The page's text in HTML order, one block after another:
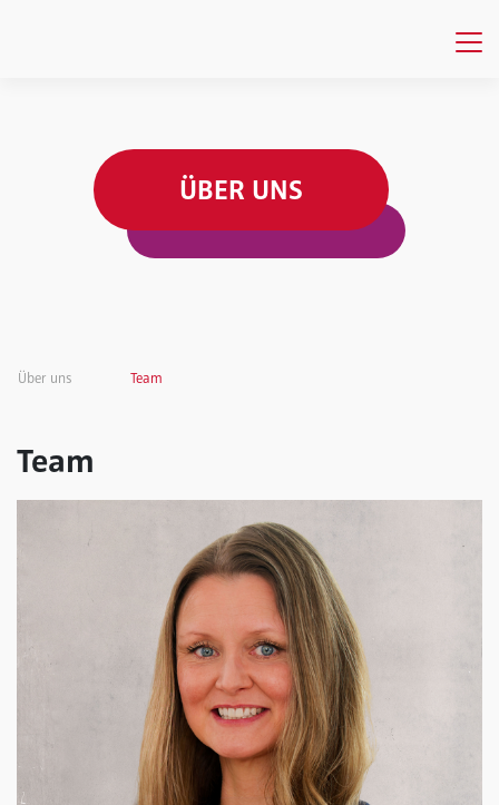
ÜBER UNS
Über uns Team
Team